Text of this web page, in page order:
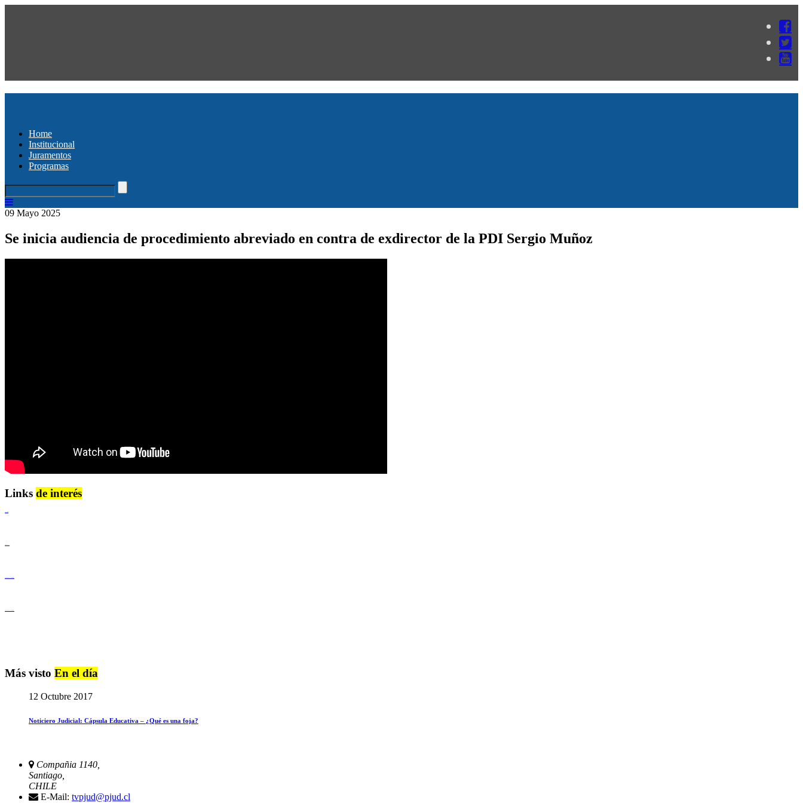
Home
Institucional
Juramentos
Programas
09 Mayo 2025
Se inicia audiencia de procedimiento abreviado en contra de exdirector de la PDI Sergio Muñoz
Links de interés
Más visto En el día
12 Octubre 2017
Noticiero Judicial: Cápsula Educativa – ¿Qué es una foja?
Compañia 1140,
Santiago,
CHILE
E-Mail: tvpjud@pjud.cl